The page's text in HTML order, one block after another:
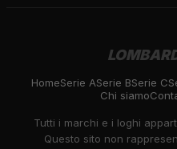
HomeSerie ASerie BSerie C
Chi siamo
Tutti i marchi e i loghi
Questo sito non